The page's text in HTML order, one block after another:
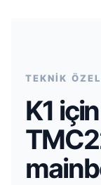
TEKNİK
K1